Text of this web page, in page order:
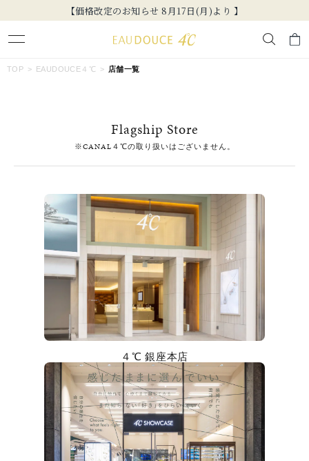
【価格改定のお知らせ 8月17日(月)より 】
#ハーフエタニティリング
EAU DOUCE４℃
カテゴリー すべてのジュエリー
TOP EAUDOUCE４℃ 店舗一覧
Flagship Store
※CANAL４℃の取り扱いはございません。
４℃ 銀座本店